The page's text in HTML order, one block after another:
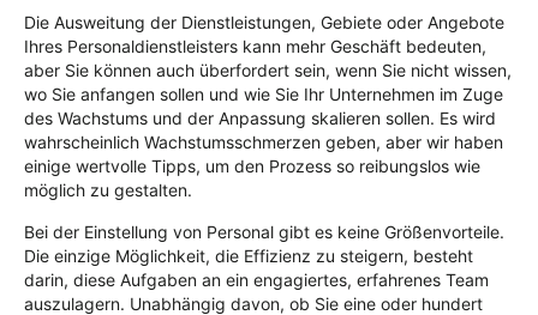
Die Ausweitung der Dienstleistungen, Gebiete oder Angebote
Ihres Personaldienstleisters kann mehr Geschäft bedeuten,
aber Sie können auch überfordert sein, wenn Sie nicht wissen,
wo Sie anfangen sollen und wie Sie Ihr Unternehmen im Zuge
des Wachstums und der Anpassung skalieren sollen. Es wird
wahrscheinlich Wachstumsschmerzen geben, aber wir haben
einige wertvolle Tipps, um den Prozess so reibungslos wie
möglich zu gestalten.
Bei der Einstellung von Personal gibt es keine Größenvorteile.
Die einzige Möglichkeit, die Effizienz zu steigern, besteht
darin, diese Aufgaben an ein engagiertes, erfahrenes Team
auszulagern. Unabhängig davon, ob Sie eine oder hundert